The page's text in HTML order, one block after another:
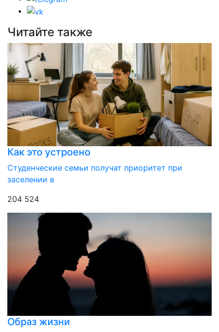
Читайте также
Как это устроено
Студенческие семьи получат приоритет при
заселении в
204 524
Образ жизни